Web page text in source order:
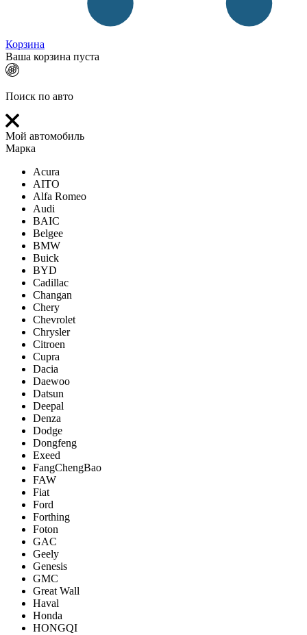
Корзина
Ваша корзина пуста
Поиск по авто
Мой автомобиль
Марка
Acura
AITO
Alfa Romeo
Audi
BAIC
Belgee
BMW
Buick
BYD
Cadillac
Changan
Chery
Chevrolet
Chrysler
Citroen
Cupra
Dacia
Daewoo
Datsun
Deepal
Denza
Dodge
Dongfeng
Exeed
FangChengBao
FAW
Fiat
Ford
Forthing
Foton
GAC
Geely
Genesis
GMC
Great Wall
Haval
Honda
HONGQI